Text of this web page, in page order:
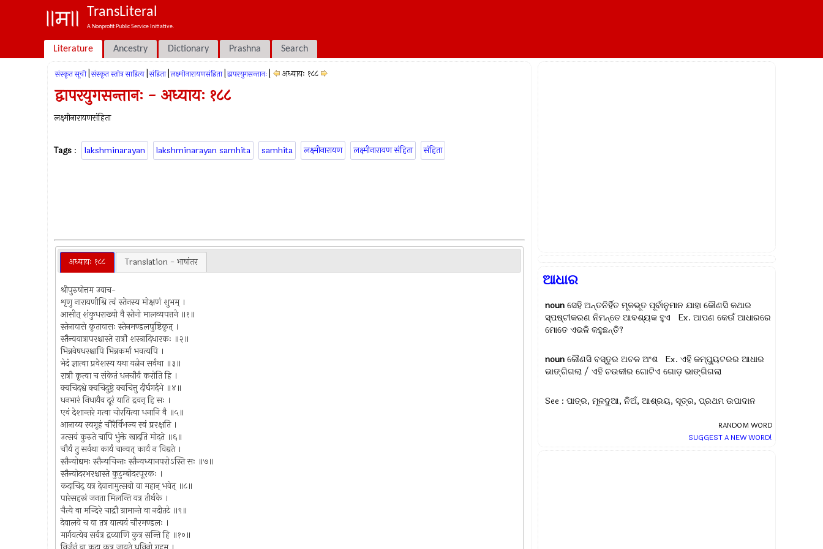
TransLiteral
A Nonprofit Public Service Initiative.
Literature Ancestry Dictionary Prashna Search
संस्कृत सूची संस्कृत स्तोत्र साहित्य संहिता लक्ष्मीनारायणसंहिता द्वापरयुगसन्तानः अध्यायः १८८
द्वापरयुगसन्तानः - अध्यायः १८८
लक्ष्मीनारायणसंहिता
Tags : lakshminarayan lakshminarayan samhita samhita लक्ष्मीनारायण लक्ष्मीनारायण संहिता संहिता
अध्यायः १८८ Translation - भाषांतर
श्रीपुरुषोत्तम उवाच-
शृणु नारायणीश्रि त्वं स्तेनस्य मोक्षणं शुभम् ।
आसीत् शंकुधराख्यो वै स्तेनो मालव्यपत्तने ॥१॥
स्तेनावासे कृतावासः स्तेनमण्डलपुष्टिकृत् ।
स्तैन्ययात्रापरश्चास्ते रात्रौ शस्त्रादिधारकः ॥२॥
भिन्नवेषधरश्चापि भिन्नकर्मा भवत्यपि ।
भेदं ज्ञात्वा प्रवेशस्य यथा यत्नेन सर्वथा ॥३॥
रात्रौ कृत्वा च संकेतं धनचौर्यं करोति हि ।
क्वचिदश्वे क्वचिदुष्ट्रे क्वचित्तु दीर्घगर्दभे ॥४॥
धनभारं निधायैव दूरं याति द्रवन् हि सः ।
एवं देशान्तरे गत्वा चोरयित्वा धनानि वै ॥५॥
आनाय्य स्वगृहं चौरैर्विभज्य स्वं प्ररक्षति ।
उत्सवं कुरुते चापि भुंक्ते खादति मोदते ॥६॥
चौर्यं तु सर्वथा कार्यं चान्यत् कार्यं न विद्यते ।
स्तैन्योद्यमः स्तैन्यचिन्तः स्तैन्यध्यानपरोऽस्ति सः ॥७॥
स्तैन्योदरभरश्चास्ते कुटुम्बोदरपूरकः ।
कदाचिद् यत्र देवानामुत्सवो वा महान् भवेत् ॥८॥
पारेसहस्रं जनता मिलन्ति यत्र तीर्थके ।
चैत्ये वा मन्दिरे चाद्रौ ग्रामान्ते वा नदीतटे ॥९॥
देवालये च वा तत्र यात्ययं चौरमण्डलः ।
मार्गयत्येव सर्वत्र द्रव्याणि कुत्र सन्ति हि ॥१०॥
ଆଧାର
nounସେହି ଅନ୍ତନିର୍ହିତ ମୂଳଭୂତ ପୂର୍ବାନୁମାନ ଯାହା କୌଣସି କଥାର
ସ୍ପଷ୍ଟୀକରଣ ନିମନ୍ତେ ଆବଶ୍ୟକ ହୁଏ Ex. ଆପଣ କେଉଁ ଆଧାରରେ
ମୋତେ ଏଭଳି କହୁଛନ୍ତି?
nounକୌଣସି ବସ୍ତୁର ଅଚଳ ଅଂଶ Ex. ଏହି କମ୍ପ୍ୟୁଟରର ଆଧାର
ଭାଙ୍ଗିଗଲା / ଏହି ଚଉକୀର ଗୋଟିଏ ଗୋଡ଼ ଭାଙ୍ଗିଗଲା
See : ପାତ୍ର, ମୂଳଦୁଆ, ନିଅଁ, ଆଶ୍ରୟ, ସୂତ୍ର, ପ୍ରଥମ ଉପାଦାନ
RANDOM WORD
SUGGEST A NEW WORD!